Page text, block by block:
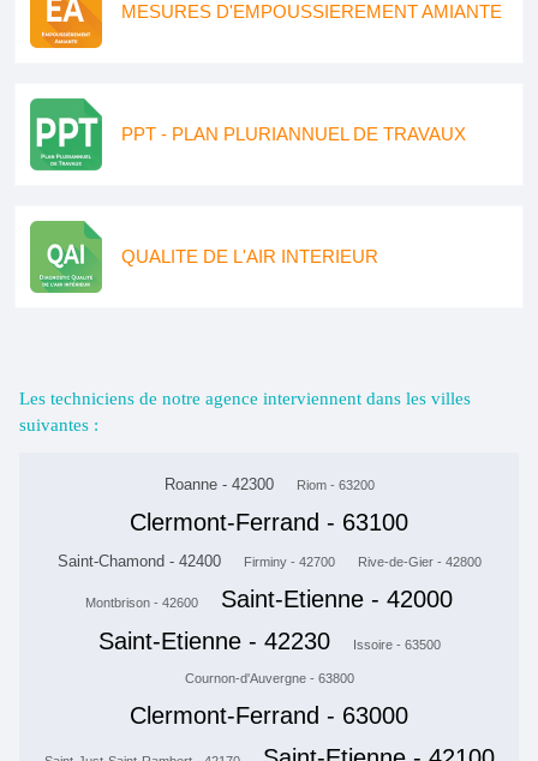
MESURES D'EMPOUSSIEREMENT AMIANTE
PPT - PLAN PLURIANNUEL DE TRAVAUX
QUALITE DE L'AIR INTERIEUR
Les techniciens de notre agence interviennent dans les villes
suivantes :
Roanne - 42300 Riom - 63200
Clermont-Ferrand - 63100
Saint-Chamond - 42400 Firminy - 42700 Rive-de-Gier - 42800
Montbrison - 42600
Saint-Etienne - 42000
Saint-Etienne - 42230
Issoire - 63500
Cournon-d'Auvergne - 63800
Clermont-Ferrand - 63000